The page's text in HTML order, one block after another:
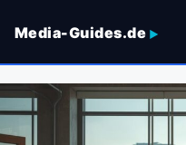
Inhalt
Media-Guides.de